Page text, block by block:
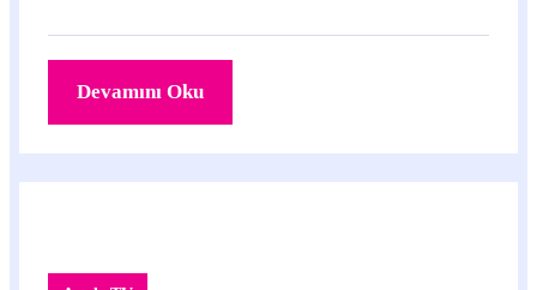
Devamını Oku